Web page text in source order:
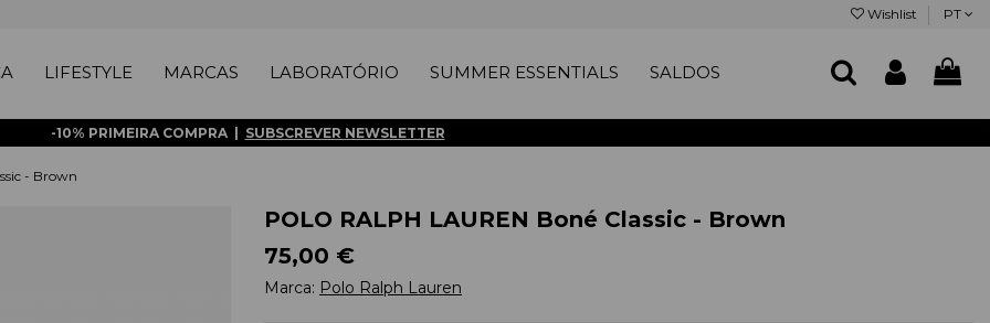
Wishlist PT
LIFESTYLE MARCAS LABORATÓRIO SUMMER ESSENTIALS SALDOS
-10% PRIMEIRA COMPRA | SUBSCREVER NEWSLETTER
- Brown
POLO RALPH LAUREN Boné Classic - Brown
75,00 €
Marca: Polo Ralph Lauren